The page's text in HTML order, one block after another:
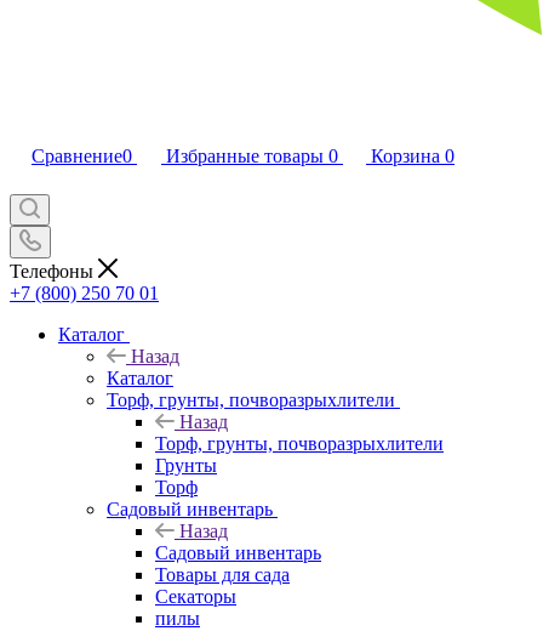
Сравнение0 Избранные товары 0 Корзина 0
Телефоны
+7 (800) 250 70 01
Каталог
Назад
Каталог
Торф, грунты, почворазрыхлители
Назад
Торф, грунты, почворазрыхлители
Грунты
Торф
Садовый инвентарь
Назад
Садовый инвентарь
Товары для сада
Секаторы
пилы